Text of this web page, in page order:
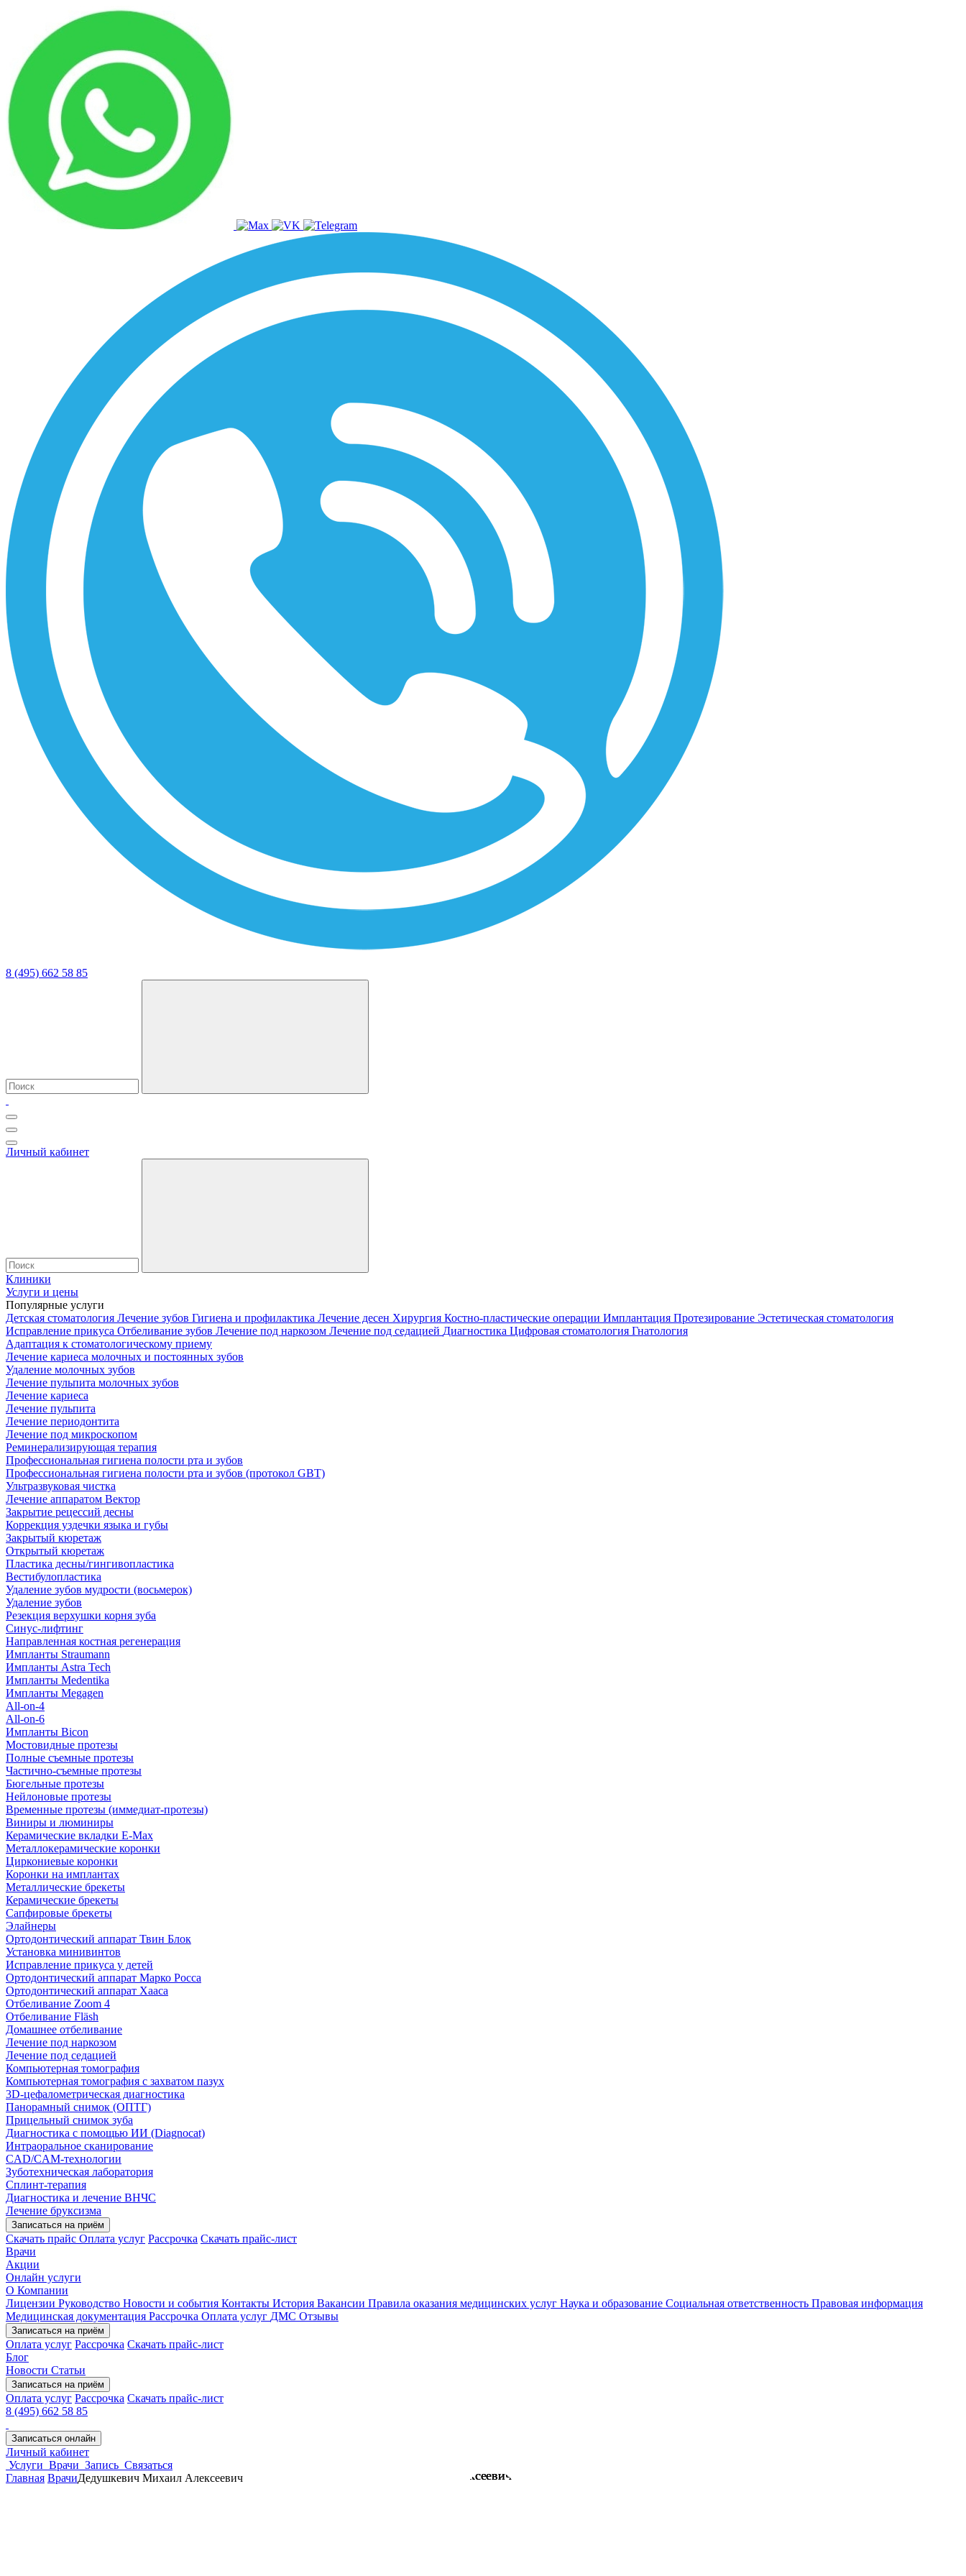
8 (495) 662 58 85
Личный кабинет
Клиники
Услуги и цены
Популярные услуги
Детская стоматология Лечение зубов Гигиена и профилактика Лечение десен Хирургия Костно-пластические операции Имплантация Протезирование Эстетическая стоматология
Исправление прикуса Отбеливание зубов Лечение под наркозом Лечение под седацией Диагностика Цифровая стоматология Гнатология
Адаптация к стоматологическому приему
Лечение кариеса молочных и постоянных зубов
Удаление молочных зубов
Лечение пульпита молочных зубов
Лечение кариеса
Лечение пульпита
Лечение периодонтита
Лечение под микроскопом
Реминерализирующая терапия
Профессиональная гигиена полости рта и зубов
Профессиональная гигиена полости рта и зубов (протокол GBT)
Ультразвуковая чистка
Лечение аппаратом Вектор
Закрытие рецессий десны
Коррекция уздечки языка и губы
Закрытый кюретаж
Открытый кюретаж
Пластика десны/гингивопластика
Вестибулопластика
Удаление зубов мудрости (восьмерок)
Удаление зубов
Резекция верхушки корня зуба
Синус-лифтинг
Направленная костная регенерация
Импланты Straumann
Импланты Astra Tech
Импланты Medentika
Импланты Megagen
All-on-4
All-on-6
Импланты Bicon
Мостовидные протезы
Полные съемные протезы
Частично-съемные протезы
Бюгельные протезы
Нейлоновые протезы
Временные протезы (иммедиат-протезы)
Виниры и люминиры
Керамические вкладки E-Max
Металлокерамические коронки
Циркониевые коронки
Коронки на имплантах
Металлические брекеты
Керамические брекеты
Сапфировые брекеты
Элайнеры
Ортодонтический аппарат Твин Блок
Установка минивинтов
Исправление прикуса у детей
Ортодонтический аппарат Марко Росса
Ортодонтический аппарат Хааса
Отбеливание Zoom 4
Отбеливание Fläsh
Домашнее отбеливание
Лечение под наркозом
Лечение под седацией
Компьютерная томография
Компьютерная томография с захватом пазух
3D-цефалометрическая диагностика
Панорамный снимок (ОПТГ)
Прицельный снимок зуба
Диагностика с помощью ИИ (Diagnocat)
Интраоральное сканирование
CAD/CAM-технологии
Зуботехническая лаборатория
Сплинт-терапия
Диагностика и лечение ВНЧС
Лечение бруксизма
Записаться на приём
Скачать прайс Оплата услуг Рассрочка Скачать прайс-лист
Врачи
Акции
Онлайн услуги
О Компании
Лицензии Руководство Новости и события Контакты История Вакансии Правила оказания медицинских услуг Наука и образование Социальная ответственность Правовая информация
Медицинская документация Рассрочка Оплата услуг ДМС Отзывы
Записаться на приём
Оплата услуг Рассрочка Скачать прайс-лист
Блог
Новости Статьи
Записаться на приём
Оплата услуг Рассрочка Скачать прайс-лист
8 (495) 662 58 85
Записаться онлайн
Личный кабинет
Услуги Врачи Запись Связаться
Главная ВрачиДедушкевич Михаил Алексеевич